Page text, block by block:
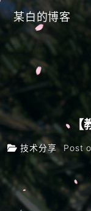
某白的博客
Blog
Category
Search
留言
Github
技术分享 Post